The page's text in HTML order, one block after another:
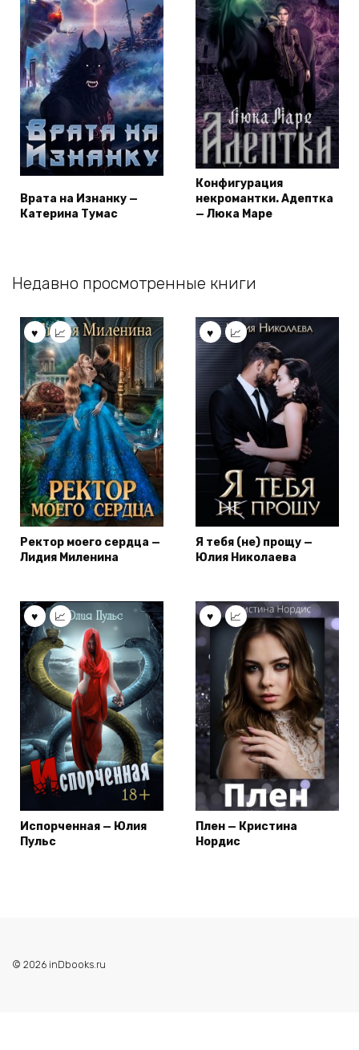
Врата на Изнанку —
Катерина Тумас
Конфигурация
некромантки. Адептка
— Люка Маре
Недавно просмотренные книги
Ректор моего сердца —
Лидия Миленина
Я тебя (не) прощу —
Юлия Николаева
Испорченная — Юлия
Пульс
Плен — Кристина
Нордис
© 2026 inDbooks.ru